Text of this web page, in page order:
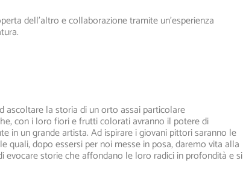
dell’altro e collaborazione tramite un’esperienza
la storia di un orto assai particolare
con i loro fiori e frutti colorati avranno il potere di
in un grande artista. Ad ispirare i giovani pittori saranno le
quali, dopo essersi per noi messe in posa, daremo vita alla
evocare storie che affondano le loro radici in profondità e si